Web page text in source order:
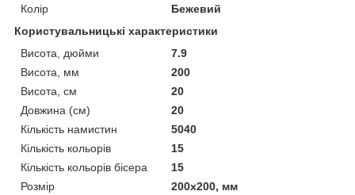
Колір
Бежевий
Користувальницькі характеристики
Висота, дюйми
7.9
Висота, мм
200
Висота, см
20
Довжина (см)
20
Кількість намистин
5040
Кількість кольорів
15
Кількість кольорів бісера
15
Розмір
200x200, мм